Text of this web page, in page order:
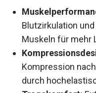
Blutzirkulation
deiner Muskeln
Kompression
durch